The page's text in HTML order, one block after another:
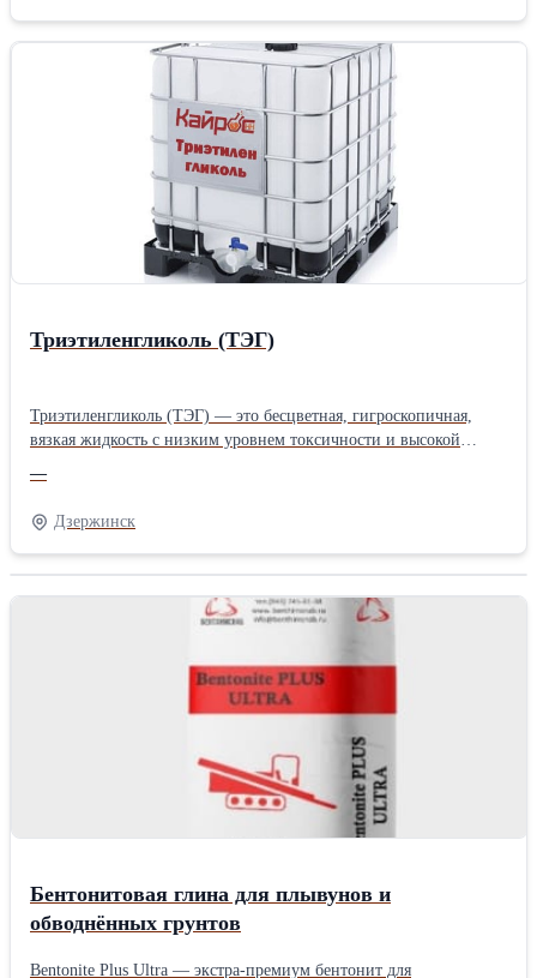
Триэтиленгликоль (ТЭГ)
Триэтиленгликоль (ТЭГ) — это бесцветная, гигроскопичная,
вязкая жидкость с низким уровнем токсичности и высокой
растворителя, пластификатора и теплоносителя в
промышленности.
—
Дзержинск
Бентонитовая глина для плывунов и
обводнённых грунтов
Bentonite Plus Ultra — экстра-премиум бентонит для